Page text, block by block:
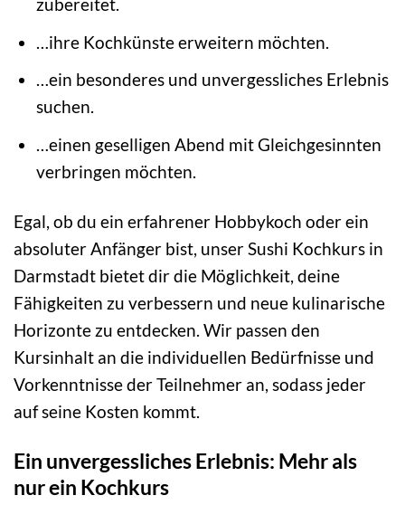
zubereitet.
…ihre Kochkünste erweitern möchten.
…ein besonderes und unvergessliches Erlebnis
suchen.
…einen geselligen Abend mit Gleichgesinnten
verbringen möchten.
Egal, ob du ein erfahrener Hobbykoch oder ein
absoluter Anfänger bist, unser Sushi Kochkurs in
Darmstadt bietet dir die Möglichkeit, deine
Fähigkeiten zu verbessern und neue kulinarische
Horizonte zu entdecken. Wir passen den
Kursinhalt an die individuellen Bedürfnisse und
Vorkenntnisse der Teilnehmer an, sodass jeder
auf seine Kosten kommt.
Ein unvergessliches Erlebnis: Mehr als
nur ein Kochkurs